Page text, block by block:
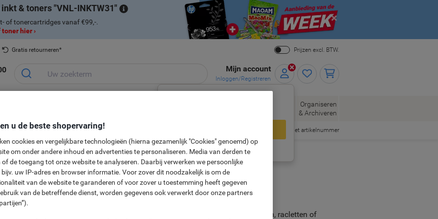
inkt & toners VNL-INKTW31
of tonercartridges vanaf €99,-.
hier ›
Close
Gratis retourneren*
Prijzen excl. BTW.
Mijn account
Inloggen/Registreren
Nieuw bij Viking? Meld u nu aan
Organiseren
& Archiveren
seizoensgebonden Cadeaushop Snel bestellen met artikelnummer
en raclette
Bakplaat en pannetjes in 2 lagen om samen te gourmetten, racletten of
u de beste shopervaring!
cookies en vergelijkbare technologieën (hierna gezamenlijk "Cookies" genoemd) op
om onder andere inhoud en advertenties te personaliseren. Media van derden te
of de toegang tot onze website te analyseren. Daarbij verwerken we persoonlijke
bijv. uw IP-adres en browser informatie. Voor zover dit noodzakelijk is om de
van de website te garanderen of voor zover u toestemming heeft gegeven
van de betreffende dienst, worden gegevens ook verwerkt door onze partners